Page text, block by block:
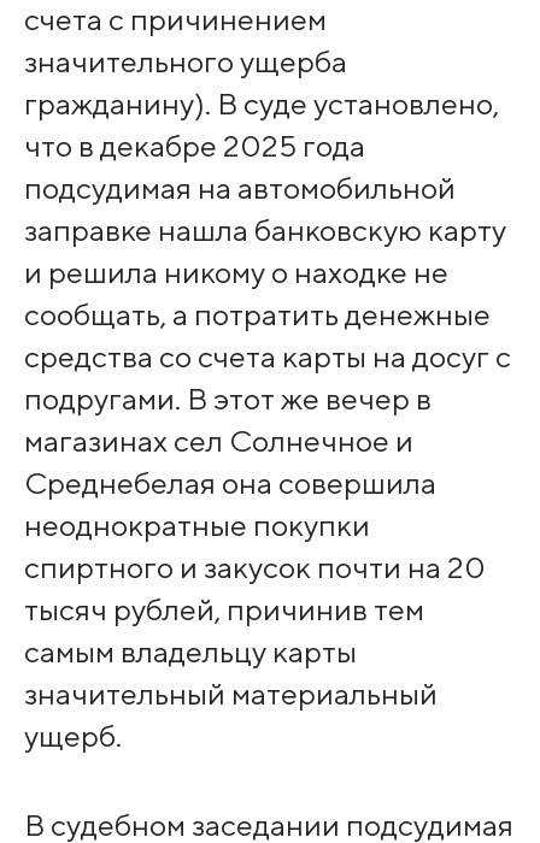
счета с причинением
значительного ущерба
гражданину). В суде установлено,
что в декабре 2025 года
подсудимая на автомобильной
заправке нашла банковскую карту
и решила никому о находке не
сообщать, а потратить денежные
средства со счета карты на досуг с
подругами. В этот же вечер в
магазинах сел Солнечное и
Среднебелая она совершила
неоднократные покупки
спиртного и закусок почти на 20
тысяч рублей, причинив тем
самым владельцу карты
значительный материальный
ущерб.
В судебном заседании подсудимая